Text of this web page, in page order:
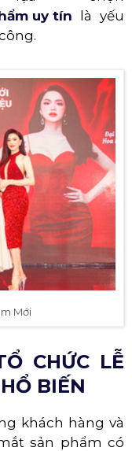
uy tín là yếu
Mới
CHỨC LỄ
BIẾN
khách hàng và
sản phẩm có